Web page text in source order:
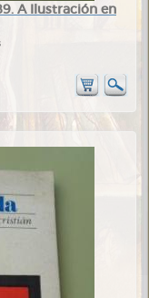
A Ilustración en